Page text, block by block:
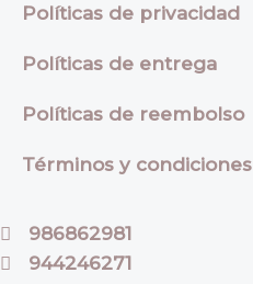
Políticas de privacidad
Políticas de entrega
Políticas de reembolso
Términos y condiciones
986862981
944246271